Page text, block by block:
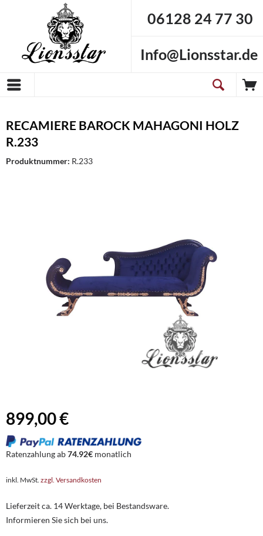
06128 24 77 30
Info@Lionsstar.de
RECAMIERE BAROCK MAHAGONI HOLZ
R.233
Produktnummer: R.233
899,00 €
Ratenzahlung ab74.92€ monatlich
inkl. MwSt. zzgl. Versandkosten
Lieferzeit ca. 14 Werktage, bei Bestandsware.
Informieren Sie sich bei uns.